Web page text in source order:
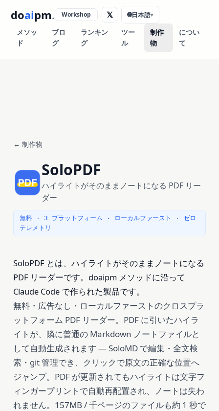
doaipm.
メソッ
ド
ブロ
グ
ランキン
グ
ツー
ル
制作
物
につい
て
Workshop 𝕏 🌐日本語▾
← 制作物
SoloPDF
ハイライトがそのままノートになる PDF リー
ダー
無料 · 3 プラットフォーム · ローカルファースト · ゼロ
テレメトリ
SoloPDF とは、ハイライトがそのままノートになる
PDF リーダーです。doaipm メソッドに沿って
Claude Code で作られた製品です。
無料・広告なし・ローカルファーストのクロスプラ
ットフォーム PDF リーダー。PDF に引いたハイラ
イトが、隣に普通の Markdown ノートファイルと
して自動生成されます — SoloMD で編集・全文検
索・git 管理でき、クリックで原文の正確な位置へ
ジャンプ。PDF が更新されてもハイライトは文字フ
ィンガープリントで自動再配置され、ノートは失わ
れません。157MB / 千ページのファイルも約 1 秒で